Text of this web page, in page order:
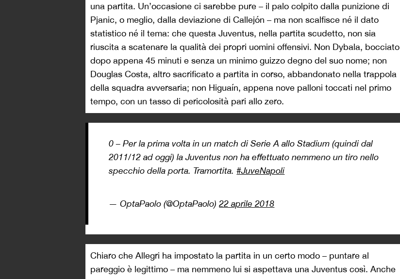
una partita. Un’occasione ci sarebbe pure – il palo colpito dalla punizione di
Pjanic, o meglio, dalla deviazione di Callejón – ma non scalfisce né il dato
statistico né il tema: che questa Juventus, nella partita scudetto, non sia
riuscita a scatenare la qualità dei propri uomini offensivi. Non Dybala, bocciato
dopo appena 45 minuti e senza un minimo guizzo degno del suo nome; non
Douglas Costa, altro sacrificato a partita in corso, abbandonato nella trappola
della squadra avversaria; non Higuaín, appena nove palloni toccati nel primo
tempo, con un tasso di pericolosità pari allo zero.
0 – Per la prima volta in un match di Serie A allo Stadium (quindi dal
2011/12 ad oggi) la Juventus non ha effettuato nemmeno un tiro nello
specchio della porta. Tramortita.#JuveNapoli
— OptaPaolo (@OptaPaolo)22 aprile 2018
Chiaro che Allegri ha impostato la partita in un certo modo – puntare al
pareggio è legittimo – ma nemmeno lui si aspettava una Juventus così. Anche